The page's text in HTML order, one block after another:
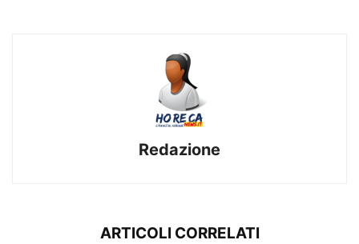
Redazione
ARTICOLI CORRELATI